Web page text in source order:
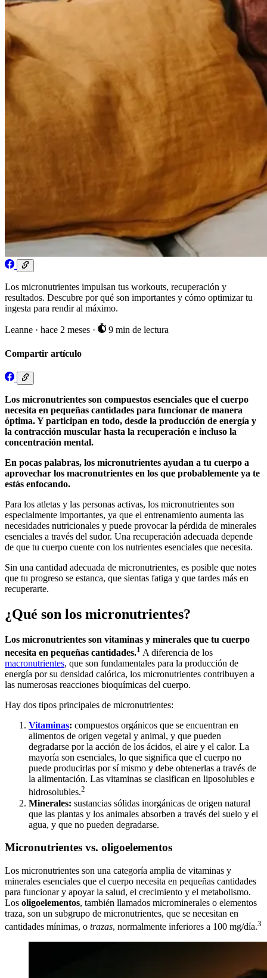
Los micronutrientes impulsan tus workouts, recuperación y
resultados. Descubre por qué son importantes y cómo optimizar tu
ingesta para rendir al máximo.
Leanne · hace 2 meses · 9 min de lectura
Compartir artículo
Los micronutrientes son compuestos esenciales que el cuerpo
necesita en pequeñas cantidades para funcionar de manera
óptima. Y participan en todo, desde la producción de energía y
la contracción muscular hasta la recuperación e incluso la
concentración mental.
En pocas palabras, los micronutrientes ayudan a tu cuerpo a
aprovechar los macronutrientes en los que probablemente ya te
estás enfocando.
Para los atletas y las personas activas, los micronutrientes son
especialmente importantes, ya que el entrenamiento aumenta las
necesidades nutricionales y puede provocar la pérdida de minerales
esenciales a través del sudor. Una recuperación adecuada depende
de que tu cuerpo cuente con los nutrientes esenciales que necesita.
Sin una cantidad adecuada de micronutrientes, es posible que notes
que tu progreso se estanca, que sientas fatiga y que tardes más en
recuperarte.
¿Qué son los micronutrientes?
Los micronutrientes son vitaminas y minerales que tu cuerpo
necesita en pequeñas cantidades.1 A diferencia de los
macronutrientes, que son fundamentales para la producción de
energía por su densidad calórica, los micronutrientes contribuyen a
las numerosas reacciones bioquímicas del cuerpo.
Hay dos tipos principales de micronutrientes:
Vitaminas: compuestos orgánicos que se encuentran en
alimentos de origen vegetal y animal, y que pueden
degradarse por la acción de los ácidos, el aire y el calor. La
mayoría son esenciales, lo que significa que el cuerpo no
puede producirlas por sí mismo y debe obtenerlas a través de
la alimentación. Las vitaminas se clasifican en liposolubles e
hidrosolubles.2
Minerales: sustancias sólidas inorgánicas de origen natural
que las plantas y los animales absorben a través del suelo y el
agua, y que no pueden degradarse.
Micronutrientes vs. oligoelementos
Los micronutrientes son una categoría amplia de vitaminas y
minerales esenciales que el cuerpo necesita en pequeñas cantidades
para funcionar y apoyar la salud, el crecimiento y el metabolismo.
Los oligoelementos, también llamados microminerales o elementos
traza, son un subgrupo de micronutrientes, que se necesitan en
cantidades mínimas, o trazas, normalmente inferiores a 100 mg/día.3